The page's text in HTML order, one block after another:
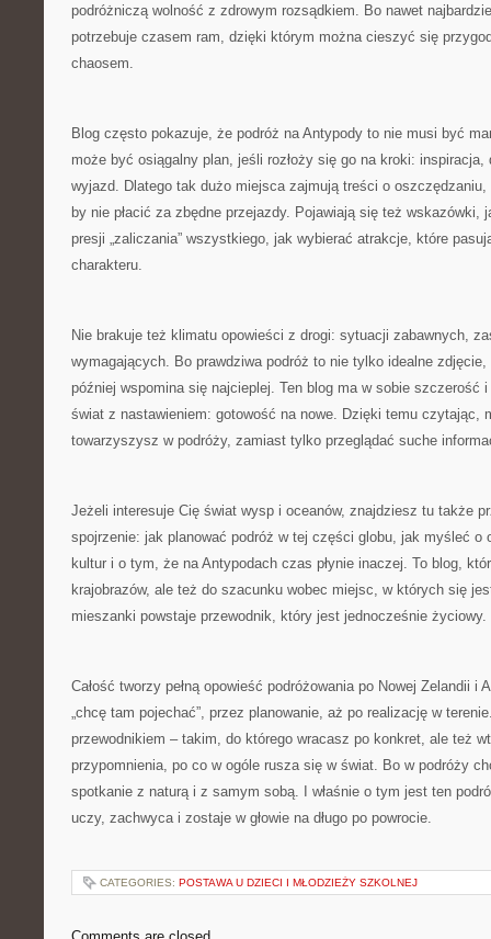
podróżniczą wolność z zdrowym rozsądkiem. Bo nawet
potrzebuje czasem ram, dzięki którym można cieszyć się
chaosem.
Blog często pokazuje, że podróż na Antypody to nie musi być
może być osiągalny plan, jeśli rozłoży się go na kroki:
wyjazd. Dlatego tak dużo miejsca zajmują treści o
by nie płacić za zbędne przejazdy. Pojawiają się też
presji „zaliczania” wszystkiego, jak wybierać atrakcje, które
charakteru.
Nie brakuje też klimatu opowieści z drogi: sytuacji zabawnych,
wymagających. Bo prawdziwa podróż to nie tylko idealne zdjęcie,
później wspomina się najcieplej. Ten blog ma w sobie szczerość
świat z nastawieniem: gotowość na nowe. Dzięki temu czytając,
towarzyszysz w podróży, zamiast tylko przeglądać suche
Jeżeli interesuje Cię świat wysp i oceanów, znajdziesz tu także
spojrzenie: jak planować podróż w tej części globu, jak myśleć o
kultur i o tym, że na Antypodach czas płynie inaczej. To blog,
krajobrazów, ale też do szacunku wobec miejsc, w których się
mieszanki powstaje przewodnik, który jest jednocześnie życiowy.
Całość tworzy pełną opowieść podróżowania po Nowej Zelandii i
„chcę tam pojechać”, przez planowanie, aż po realizację w
przewodnikiem – takim, do którego wracasz po konkret, ale też
przypomnienia, po co w ogóle rusza się w świat. Bo w podróży
spotkanie z naturą i z samym sobą. I właśnie o tym jest ten
uczy, zachwyca i zostaje w głowie na długo po powrocie.
CATEGORIES: POSTAWA U DZIECI I MŁODZIEŻY SZKOLNEJ